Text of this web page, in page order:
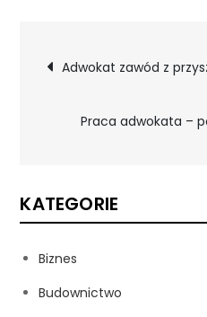
wpisu
Adwokat zawód z
Praca adwokata –
KATEGORIE
Biznes
Budownictwo